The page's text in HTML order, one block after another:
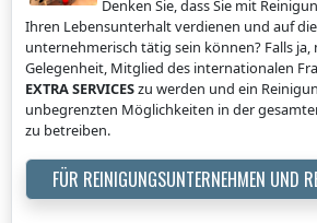
Denken Sie, dass Sie mit
Ihren Lebensunterhalt verdienen und auf
unternehmerisch tätig sein können? Falls ja,
Gelegenheit, Mitglied des internationalen
EXTRA SERVICESzu werden und ein
unbegrenzten Möglichkeiten in der
zu betreiben.
FÜR REINIGUNGSUNTERNEHMEN UND